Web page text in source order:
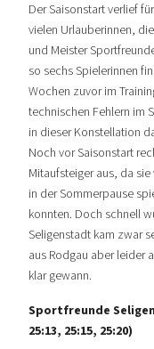
Der Saisonstart verlief
vielen Urlauberinnen,
und Meister
so sechs Spielerinnen
Wochen zuvor im
technischen Fehlern im
in dieser Konstellation
Noch vor Saisonstart
Mitaufsteiger aus, da
in der Sommerpause
konnten. Doch schnell
Seligenstadt kam zwar
aus Rodgau aber leider
klar gewann.
Sportfreunde
25:13, 25:15, 25:20)